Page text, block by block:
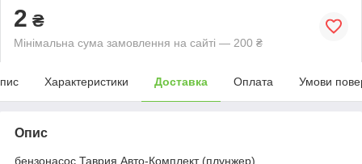
2 ₴
Мінімальна сума замовлення на сайті — 200 ₴
Характеристики Доставка Оплата Умови
Опис
бензонасос Таврия Авто-Комплект (плунжер)